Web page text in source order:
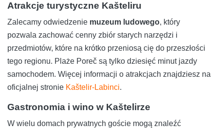
Atrakcje turystyczne Kašteliru
Zalecamy odwiedzenie muzeum ludowego, który
pozwala zachować cenny zbiór starych narzędzi i
przedmiotów, które na krótko przeniosą cię do przeszłości
tego regionu. Plaże Poreč są tylko dziesięć minut jazdy
samochodem. Więcej informacji o atrakcjach znajdziesz na
oficjalnej stronie Kaštelir-Labinci.
Gastronomia i wino w Kaštelirze
W wielu domach prywatnych goście mogą znaleźć